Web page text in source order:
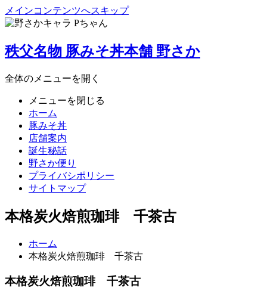
メインコンテンツへスキップ
秩父名物 豚みそ丼本舗 野さか
全体のメニューを開く
メニューを閉じる
ホーム
豚みそ丼
店舗案内
誕生秘話
野さか便り
プライバシポリシー
サイトマップ
本格炭火焙煎珈琲 千茶古
ホーム
本格炭火焙煎珈琲 千茶古
本格炭火焙煎珈琲 千茶古